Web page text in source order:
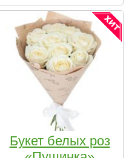
Букет белых роз